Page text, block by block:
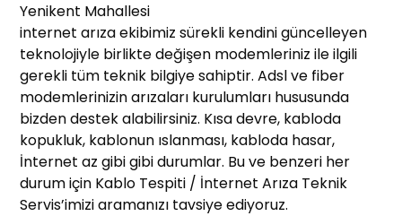
Yenikent Mahallesi
internet arıza ekibimiz sürekli kendini güncelleyen
teknolojiyle birlikte değişen modemleriniz ile ilgili
gerekli tüm teknik bilgiye sahiptir. Adsl ve fiber
modemlerinizin arızaları kurulumları hususunda
bizden destek alabilirsiniz. Kısa devre, kabloda
kopukluk, kablonun ıslanması, kabloda hasar,
İnternet az gibi gibi durumlar. Bu ve benzeri her
durum için Kablo Tespiti / İnternet Arıza Teknik
Servis’imizi aramanızı tavsiye ediyoruz.